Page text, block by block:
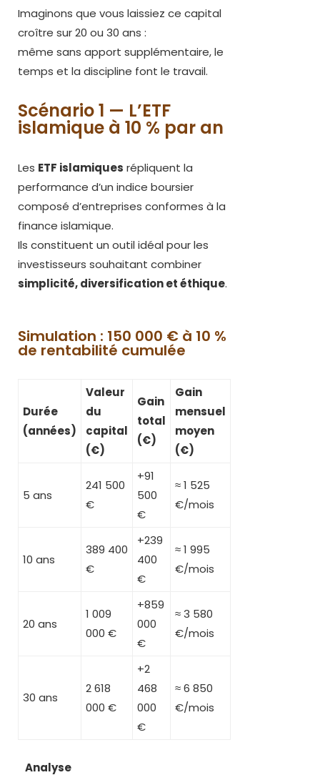
Imaginons que vous laissiez ce capital
croître sur 20 ou 30 ans :
même sans apport supplémentaire, le
temps et la discipline font le travail.
Scénario 1 — L’ETF
islamique à 10 % par an
Les ETF islamiques répliquent la
performance d’un indice boursier
composé d’entreprises conformes à la
finance islamique.
Ils constituent un outil idéal pour les
investisseurs souhaitant combiner
simplicité, diversification et éthique.
Simulation : 150 000 € à 10 %
de rentabilité cumulée
Durée
(années)
Valeur
du
capital
(€)
Gain
total
(€)
Gain
mensuel
moyen
(€)
5 ans
241 500
€
+91
500
€
≈ 1 525
€/mois
10 ans
389 400
€
+239
400
€
≈ 1 995
€/mois
20 ans
1 009
000 €
+859
000
€
≈ 3 580
€/mois
30 ans
2 618
000 €
+2
468
000
€
≈ 6 850
€/mois
Analyse